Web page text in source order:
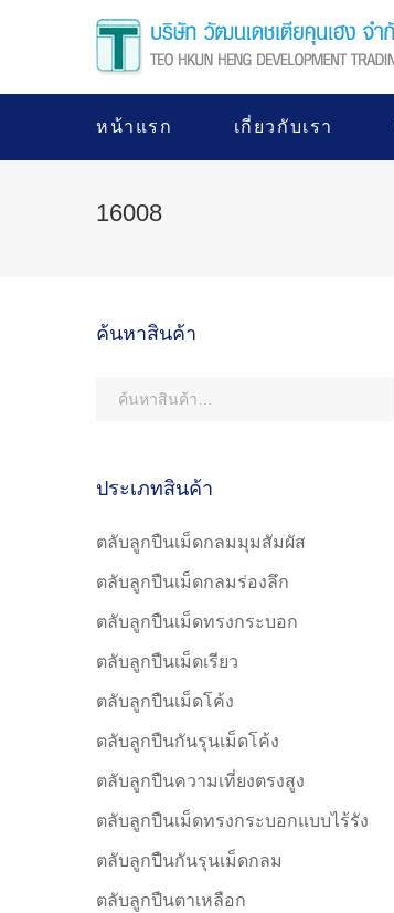
หน้าแรก เกี่ยวกับเรา
16008
ค้นหาสินค้า
ประเภทสินค้า
ตลับลูกปืนเม็ดกลมมุมสัมผัส
ตลับลูกปืนเม็ดกลมร่องลึก
ตลับลูกปืนเม็ดทรงกระบอก
ตลับลูกปืนเม็ดเรียว
ตลับลูกปืนเม็ดโค้ง
ตลับลูกปืนกันรุนเม็ดโค้ง
ตลับลูกปืนความเที่ยงตรงสูง
ตลับลูกปืนเม็ดทรงกระบอกแบบไร้รัง
ตลับลูกปืนกันรุนเม็ดกลม
ตลับลูกปืนตาเหลือก